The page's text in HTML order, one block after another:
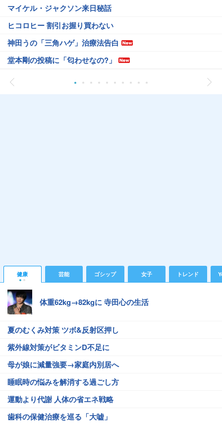
マイケル・ジャクソン来日秘話
ヒコロヒー 割引お握り買わない
神田うの「三角ハゲ」治療法告白
堂本剛の投稿に「匂わせなの?」
健康 芸能 ゴシップ 女子 トレンド
体重62kg→82kgに 寺田心の生活
夏のむくみ対策 ツボ&反射区押し
紫外線対策がビタミンD不足に
母が娘に減量強要→家庭内別居へ
睡眠時の悩みを解消する過ごし方
運動より代謝 人体の省エネ戦略
歯科の保健治療を巡る「大嘘」